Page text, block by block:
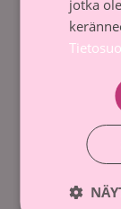
keräyksen
Viikon
jotka